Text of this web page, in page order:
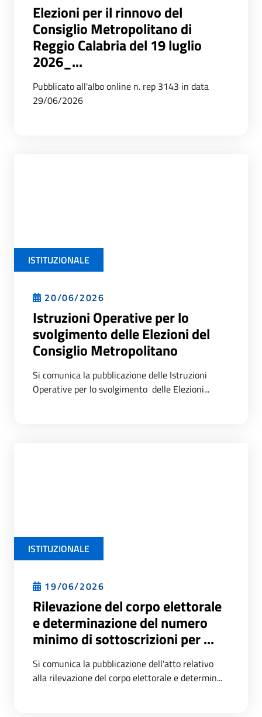
Elezioni per il rinnovo del
Consiglio Metropolitano di
Reggio Calabria del 19 luglio
2026_...
Pubblicato all'albo online n. rep 3143 in data
29/06/2026
ISTITUZIONALE
20/06/2026
Istruzioni Operative per lo
svolgimento delle Elezioni del
Consiglio Metropolitano
Si comunica la pubblicazione delle Istruzioni
Operative per lo svolgimento delle Elezioni...
ISTITUZIONALE
19/06/2026
Rilevazione del corpo elettorale
e determinazione del numero
minimo di sottoscrizioni per ...
Si comunica la pubblicazione dell'atto relativo
alla rilevazione del corpo elettorale e determin...